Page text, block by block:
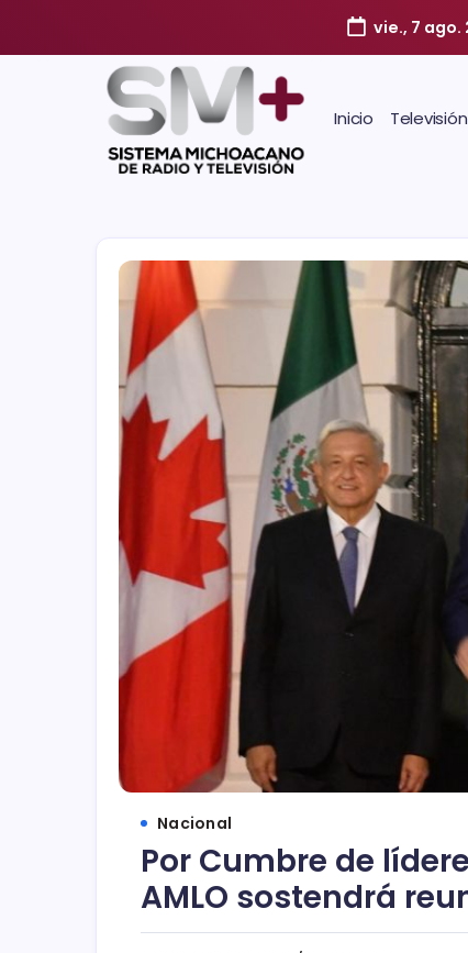
vie., 7 ago.
Inicio Televisión
Nacional
Por Cumbre de
AMLO sostendrá